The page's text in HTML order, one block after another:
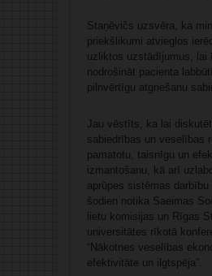
Staņēvičs uzsvēra, ka
priekšlikumi atvieglos
uzliktos uzstādījumus, lai
nodrošināt pacienta
pilnvērtīgu atgriešanu
Jau vēstīts, ka lai
sabiedrības un veselības
pamatotu, taisnīgu un
izmantošanu, kā arī
aprūpes sistēmas darbību
šodien notika Saeimas
lietu komisijas un Rīgas
universitātes rīkotā
“Nākotnes veselības
efektivitāte un ilgtspēja”.